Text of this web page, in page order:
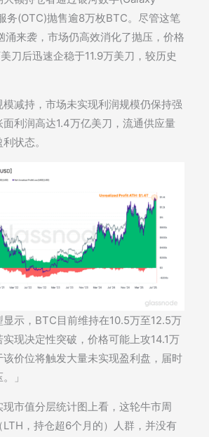
务(OTC)抛售逾8万枚BTC。尽管这笔
涌来袭，市场仍高效消化了抛压，价格
刀后迅速企稳于11.9万美刀，较历史
减持，市场未实现利润规模仍保持强
利润高达1.4万亿美刀，流通供应量
状态。
显示，BTC目前维持在10.5万至12.5万
现决定性突破，价格可能上攻14.1万
价位将触发大量未实现盈利盘，届时
」
市值分层统计图上看，这轮牛市周
，持仓超6个月的）人群，并没有